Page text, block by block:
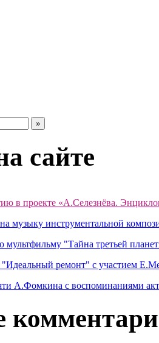
сайте
в проекте «А.Селезнёва.
музыку инструментальной
мультфильму "Тайна третьей
"Идеальный ремонт" с участием
А.Фомкина с воспоминаниями